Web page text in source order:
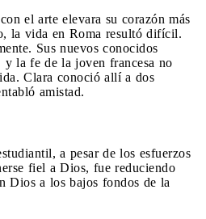
el arte elevara su corazón más
la vida en Roma resultó difícil.
Sus nuevos conocidos
y la fe de la joven francesa no
Clara conoció allí a dos
amistad.
a pesar de los esfuerzos
fiel a Dios, fue reduciendo
Dios a los bajos fondos de la